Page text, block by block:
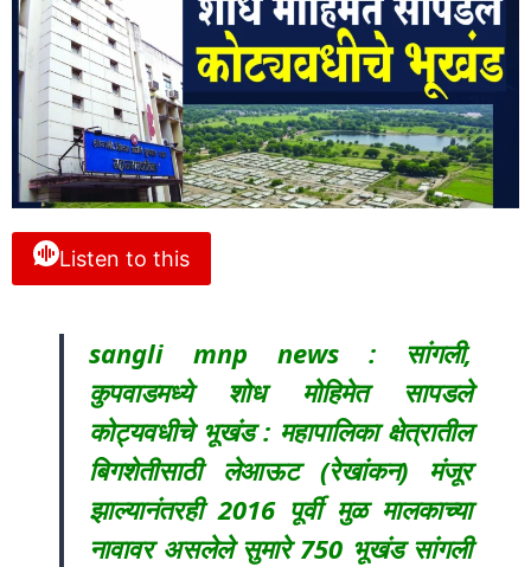
Listen to this
sangli mnp news : सांगली,
कुपवाडमध्ये शोध मोहिमेत सापडले
कोट्यवधीचे भूखंड : महापालिका क्षेत्रातील
बिगशेतीसाठी लेआऊट (रेखांकन) मंजूर
झाल्यानंतरही 2016 पूर्वी मुळ मालकाच्या
नावावर असलेले सुमारे 750 भूखंड सांगली